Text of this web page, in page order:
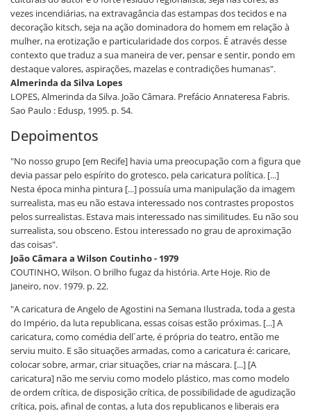
vezes incendiárias, na extravagância das estampas dos tecidos e na
decoração kitsch, seja na ação dominadora do homem em relação à
mulher, na erotização e particularidade dos corpos. É através desse
contexto que traduz a sua maneira de ver, pensar e sentir, pondo em
destaque valores, aspirações, mazelas e contradições humanas".
Almerinda da Silva Lopes
LOPES, Almerinda da Silva. João Câmara. Prefácio Annateresa Fabris.
Sao Paulo : Edusp, 1995. p. 54.
Depoimentos
"No nosso grupo [em Recife] havia uma preocupação com a figura que
devia passar pelo espírito do grotesco, pela caricatura política. [...]
Nesta época minha pintura [...] possuía uma manipulação da imagem
surrealista, mas eu não estava interessado nos contrastes propostos
pelos surrealistas. Estava mais interessado nas similitudes. Eu não sou
surrealista, sou obsceno. Estou interessado no grau de aproximação
das coisas".
João Câmara a Wilson Coutinho - 1979
COUTINHO, Wilson. O brilho fugaz da história. Arte Hoje. Rio de
Janeiro, nov. 1979. p. 22.
"A caricatura de Angelo de Agostini na Semana Ilustrada, toda a gesta
do Império, da luta republicana, essas coisas estão próximas. [...] A
caricatura, como comédia dell´arte, é própria do teatro, então me
serviu muito. E são situações armadas, como a caricatura é: caricare,
colocar sobre, armar, criar situações, criar na máscara. [...] [A
caricatura] não me serviu como modelo plástico, mas como modelo
de ordem crítica, de disposição crítica, de possibilidade de agudização
crítica, pois, afinal de contas, a luta dos republicanos e liberais era